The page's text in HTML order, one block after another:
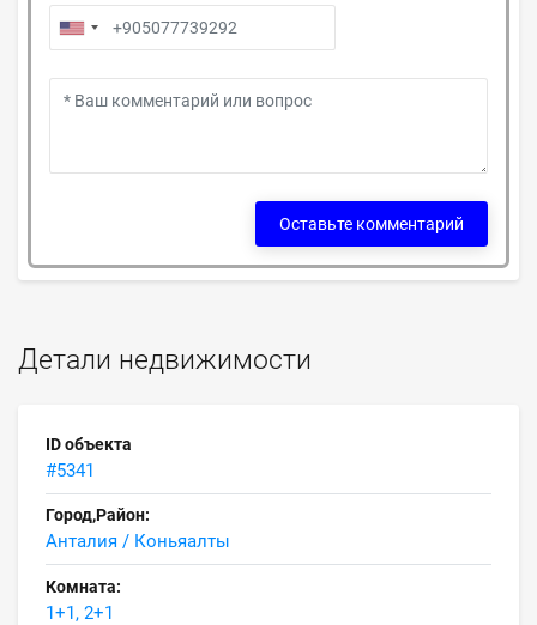
Детали недвижимости
ID объекта
#5341
Город,Район:
Анталия / Коньяалты
Комната:
1+1, 2+1
Оставьте комментарий